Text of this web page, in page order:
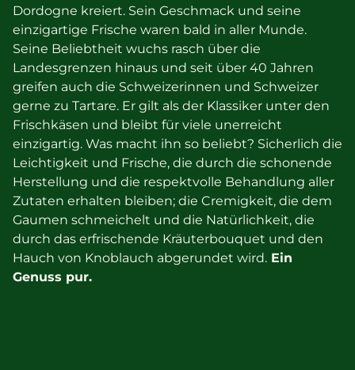
Dordogne kreiert. Sein Geschmack und seine
einzigartige Frische waren bald in aller Munde.
Seine Beliebtheit wuchs rasch über die
Landesgrenzen hinaus und seit über 40 Jahren
greifen auch die Schweizerinnen und Schweizer
gerne zu Tartare. Er gilt als der Klassiker unter den
Frischkäsen und bleibt für viele unerreicht
einzigartig. Was macht ihn so beliebt? Sicherlich die
Leichtigkeit und Frische, die durch die schonende
Herstellung und die respektvolle Behandlung aller
Zutaten erhalten bleiben; die Cremigkeit, die dem
Gaumen schmeichelt und die Natürlichkeit, die
durch das erfrischende Kräuterbouquet und den
Hauch von Knoblauch abgerundet wird. Ein
Genuss pur.